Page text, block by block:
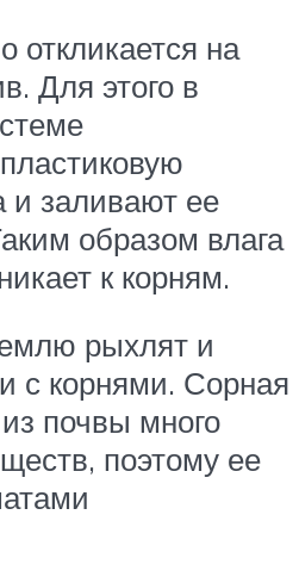
откликается на
Для этого в
и заливают ее
образом влага
к корням.
рыхлят и
с корнями. Сорная
почвы много
поэтому ее